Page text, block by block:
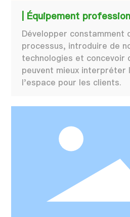
| Équipement
Développer constamment
processus, introduire de
technologies et concevoir
peuvent mieux interpréter
l'espace pour les clients.